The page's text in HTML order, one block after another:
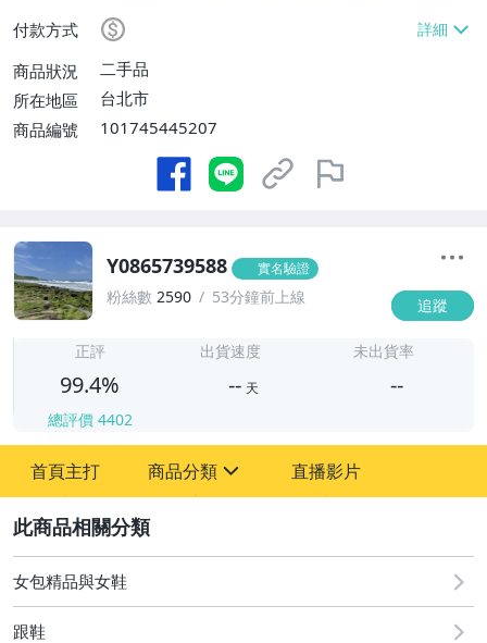
$10000免運費】
付款方式
商品狀況
二手品
所在地區
台北市
商品編號
101745445207
Y0865739588 實名驗證
粉絲數 2590 53分鐘前上線 追蹤
正評
99.4%
總評價 4402
出貨速度
-- 天
未出貨率
--
首頁主打 商品分類
圖書/影音/文具
手機、配件與通訊
直播影片
女包精品與女鞋
跟鞋